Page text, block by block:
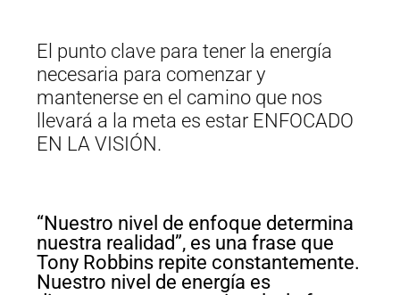
El punto clave para tener la energía
necesaria para comenzar y
mantenerse en el camino que nos
llevará a la meta es estar ENFOCADO
EN LA VISIÓN.
“Nuestro nivel de enfoque determina
nuestra realidad”, es una frase que
Tony Robbins repite constantemente.
Nuestro nivel de energía es